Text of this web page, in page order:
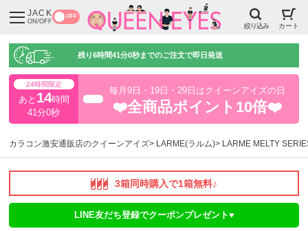
JACK
ON/OFF
OFF
絞り込み カート
残り6時間40分59秒までのご注文で即日発送
24時間限定
あと 14時間
40分59秒
毎月9日・19日・29日はクイーンアイズの日
❤️全商品ポイント10倍❤️
カラコン激安通販店のクイーンアイズ LARME(ラルム) LARME MELTY
3箱同時購入で1箱無料♪
LINE友だち登録でクーポンプレゼント♥